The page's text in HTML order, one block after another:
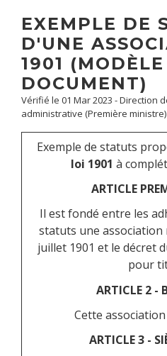
EXEMPLE DE
D'UNE
1901
DOCUMENT)
Vérifié le 01 Mar 2023 - Direction
administrative (Première ministre)
Exemple de statuts
loi 1901 à
ARTICLE
Il est fondé entre les
statuts une association
juillet 1901 et le décret
pour
ARTICLE 2 -
Cette
ARTICLE 3 -